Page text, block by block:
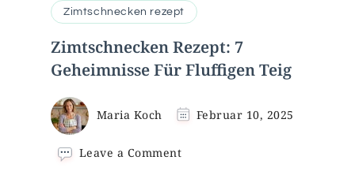
Zimtschnecken rezept
Zimtschnecken Rezept: 7
Geheimnisse Für Fluffigen Teig
Maria Koch Februar 10, 2025
Leave a Commenton